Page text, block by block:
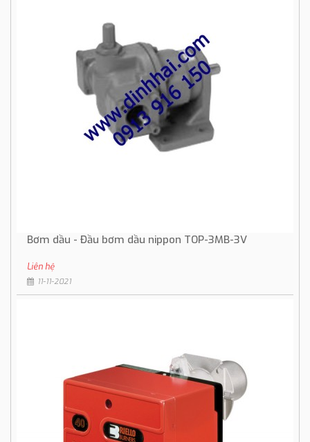
Bơm dầu - Đầu bơm dầu nippon TOP-3MB-3V
Liên hệ
11-11-2021